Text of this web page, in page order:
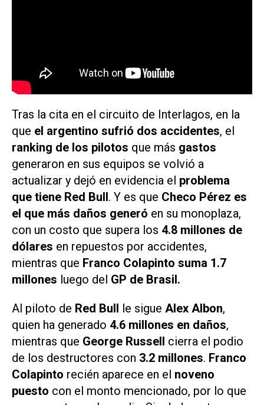
Tras la cita en el circuito de Interlagos, en la
que el argentino sufrió dos accidentes, el
ranking de los pilotos que más gastos
generaron en sus equipos se volvió a
actualizar y dejó en evidencia el problema
que tiene Red Bull. Y es que Checo Pérez es
el que más daños generó en su monoplaza,
con un costo que supera los 4.8 millones de
dólares en repuestos por accidentes,
mientras que Franco Colapinto suma 1.7
millones luego del GP de Brasil.
Al piloto de Red Bull le sigue Alex Albon,
quien ha generado 4.6 millones en daños,
mientras que George Russell cierra el podio
de los destructores con 3.2 millones. Franco
Colapinto recién aparece en el noveno
puesto con el monto mencionado, por lo que